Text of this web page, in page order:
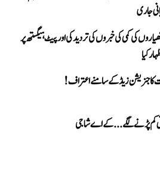
جاری
کی کمی کی خبروں کی تردید کی اور پیٹ ہیگستھ پر
کیا
جنریشن زیڈ کے سامنے اعتراف!
کم پڑنے لگے...کے اے شاجی